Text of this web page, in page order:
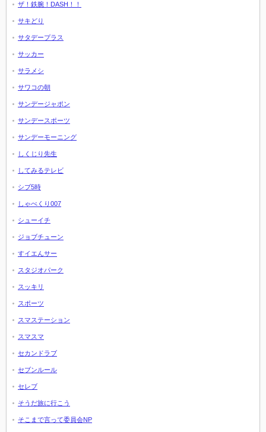
ザ！鉄腕！DASH！！
サキどり
サタデープラス
サッカー
サラメシ
サワコの朝
サンデージャポン
サンデースポーツ
サンデーモーニング
しくじり先生
してみるテレビ
シブ5時
しゃべくり007
シューイチ
ジョブチューン
すイエんサー
スタジオパーク
スッキリ
スポーツ
スマステーション
スマスマ
セカンドラブ
セブンルール
セレブ
そうだ旅に行こう
そこまで言って委員会NP